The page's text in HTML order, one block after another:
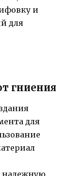
и
для
гниения
для